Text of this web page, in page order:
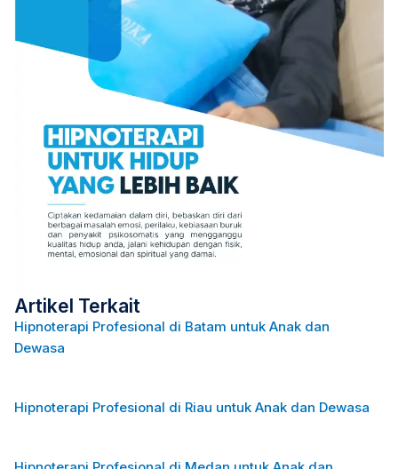
Artikel Terkait
Hipnoterapi Profesional di Batam untuk Anak dan
Dewasa
Hipnoterapi Profesional di Riau untuk Anak dan Dewasa